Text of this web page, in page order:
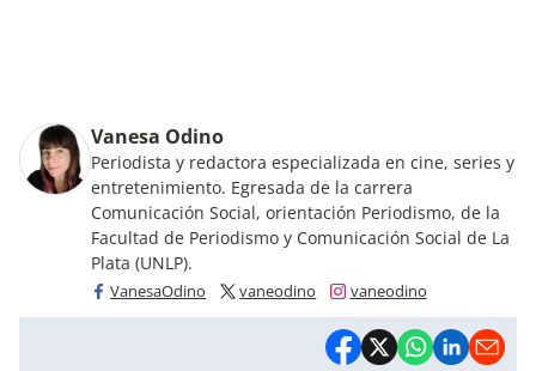
Vanesa Odino
Periodista y redactora especializada en cine, series y
entretenimiento. Egresada de la carrera
Comunicación Social, orientación Periodismo, de la
Facultad de Periodismo y Comunicación Social de La
Plata (UNLP).
VanesaOdino vaneodino vaneodino